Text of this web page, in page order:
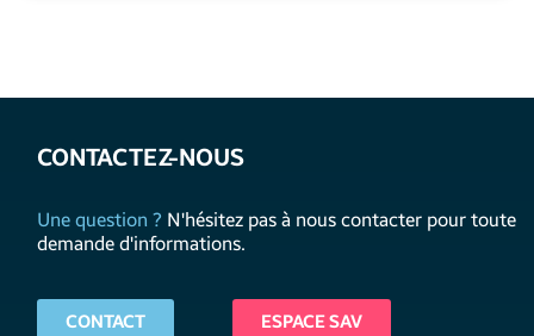
CONTACTEZ-NOUS
Une question ? N'hésitez pas à nous contacter pour toute
demande d'informations.
CONTACT ESPACE SAV